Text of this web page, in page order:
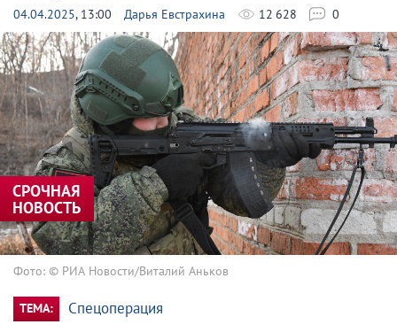
04.04.2025, 13:00 Дарья Евстрахина 12 628 0
СРОЧНАЯ
НОВОСТЬ
Фото: © РИА Новости/Виталий Аньков
ТЕМА: Спецоперация